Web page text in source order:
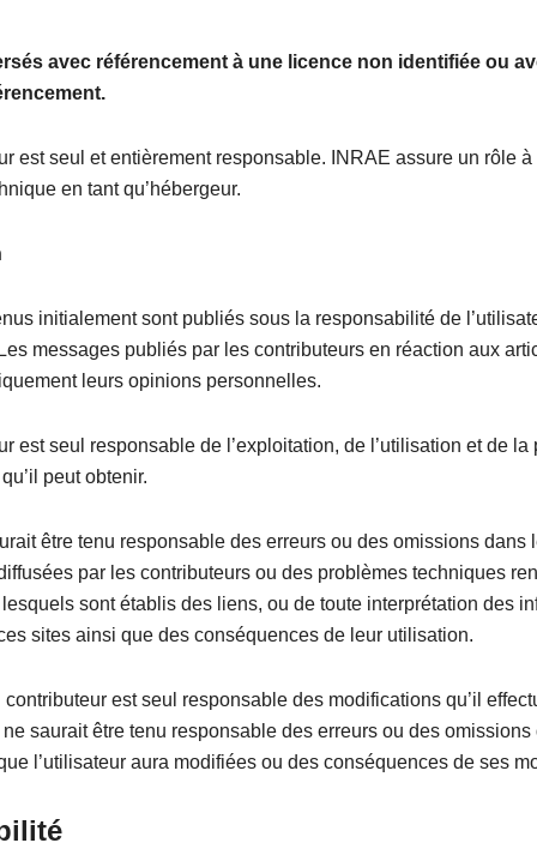
avec référencement à une licence non identifiée ou
est seul et entièrement responsable. INRAE assure un rôle à
en tant qu’hébergeur.
initialement sont publiés sous la responsabilité de
messages publiés par les contributeurs en réaction aux
leurs opinions personnelles.
est seul responsable de l’exploitation, de l’utilisation et de la
peut obtenir.
être tenu responsable des erreurs ou des omissions dans
par les contributeurs ou des problèmes techniques
sont établis des liens, ou de toute interprétation des
sites ainsi que des conséquences de leur utilisation.
contributeur est seul responsable des modifications qu’il
saurait être tenu responsable des erreurs ou des omissions
l’utilisateur aura modifiées ou des conséquences de ses